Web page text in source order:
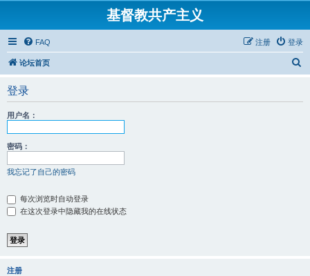
基督教共产主义
FAQ 登录
注册
论坛首页
登录
用户名：
密码：
我忘记了自己的密码
每次浏览时自动登录
在这次登录中隐藏我的在线状态
注册